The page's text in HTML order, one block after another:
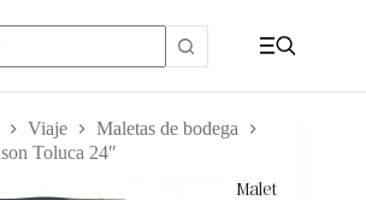
Viaje
Maletas de bodega
Toluca 24″
Malet